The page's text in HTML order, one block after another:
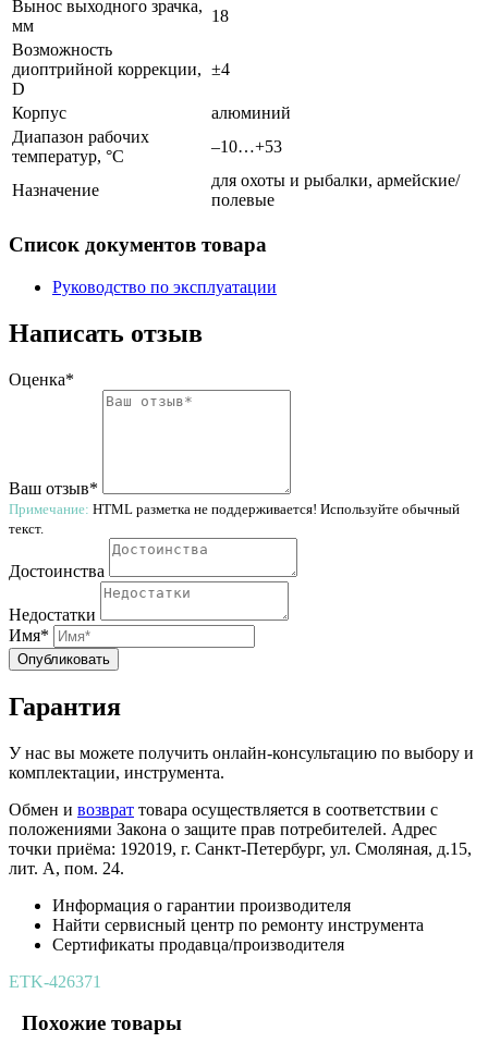
Вынос выходного зрачка,
мм
18
Возможность
диоптрийной коррекции,
D
±4
Корпус
алюминий
Диапазон рабочих
температур, °С
–10…+53
Назначение
для охоты и рыбалки, армейские/
полевые
Список документов товара
Руководство по эксплуатации
Написать отзыв
Оценка*
Ваш отзыв*
Примечание: HTML разметка не поддерживается! Используйте обычный
текст.
Достоинства
Недостатки
Имя*
Опубликовать
Гарантия
У нас вы можете получить онлайн-консультацию по выбору и
комплектации, инструмента.
Обмен и возврат товара осуществляется в соответствии с
положениями Закона о защите прав потребителей. Адрес
точки приёма: 192019, г. Санкт-Петербург, ул. Смоляная, д.15,
лит. А, пом. 24.
Информация о гарантии производителя
Найти сервисный центр по ремонту инструмента
Сертификаты продавца/производителя
ETK-426371
Похожие товары